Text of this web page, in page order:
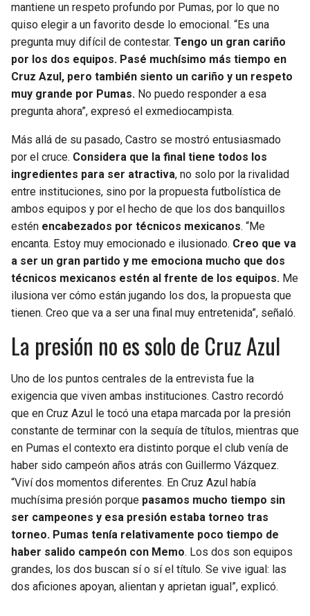
mantiene un respeto profundo por Pumas, por lo que no
quiso elegir a un favorito desde lo emocional. “Es una
pregunta muy difícil de contestar. Tengo un gran cariño
por los dos equipos. Pasé muchísimo más tiempo en
Cruz Azul, pero también siento un cariño y un respeto
muy grande por Pumas. No puedo responder a esa
pregunta ahora”, expresó el exmediocampista.
Más allá de su pasado, Castro se mostró entusiasmado
por el cruce. Considera que la final tiene todos los
ingredientes para ser atractiva, no solo por la rivalidad
entre instituciones, sino por la propuesta futbolística de
ambos equipos y por el hecho de que los dos banquillos
estén encabezados por técnicos mexicanos. “Me
encanta. Estoy muy emocionado e ilusionado. Creo que va
a ser un gran partido y me emociona mucho que dos
técnicos mexicanos estén al frente de los equipos. Me
ilusiona ver cómo están jugando los dos, la propuesta que
tienen. Creo que va a ser una final muy entretenida”, señaló.
La presión no es solo de Cruz Azul
Uno de los puntos centrales de la entrevista fue la
exigencia que viven ambas instituciones. Castro recordó
que en Cruz Azul le tocó una etapa marcada por la presión
constante de terminar con la sequía de títulos, mientras que
en Pumas el contexto era distinto porque el club venía de
haber sido campeón años atrás con Guillermo Vázquez.
“Viví dos momentos diferentes. En Cruz Azul había
muchísima presión porque pasamos mucho tiempo sin
ser campeones y esa presión estaba torneo tras
torneo. Pumas tenía relativamente poco tiempo de
haber salido campeón con Memo. Los dos son equipos
grandes, los dos buscan sí o sí el título. Se vive igual: las
dos aficiones apoyan, alientan y aprietan igual”, explicó.